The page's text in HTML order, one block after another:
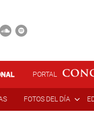
PORTAL
FOTOS DEL DÍA